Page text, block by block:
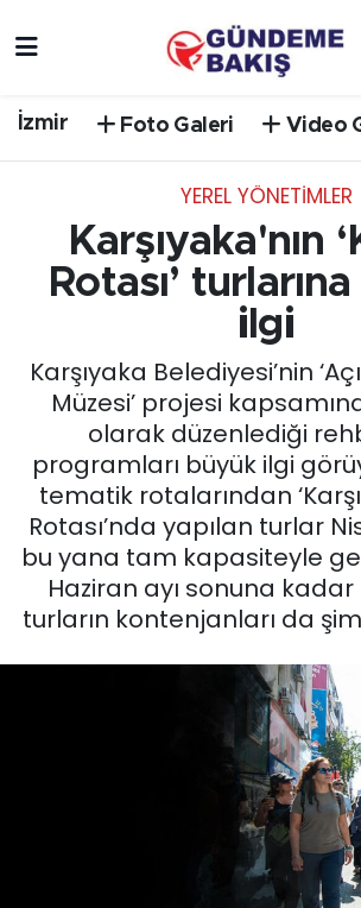
İzmir Foto Galeri Video
YEREL YÖNETİMLER
Karşıyaka'nın
Rotası’
ilgi
Karşıyaka Belediyesi’nin
Müzesi’ projesi
olarak düzenlediği
programları büyük ilgi
tematik rotalarından
Rotası’nda yapılan turlar
bu yana tam kapasiteyle
Haziran ayı sonuna
turların kontenjanları da
EGE
EKONOMİ
English News
GÜNCEL
KÜLTÜR SANAT
MAGAZİN
Trafik Durumu
Süper Lig Puan Durumu ve
Son Dakika Haberleri
Haber Arşivi